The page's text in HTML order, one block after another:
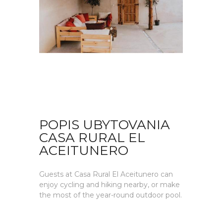
POPIS UBYTOVANIA
CASA RURAL EL
ACEITUNERO
Guests at Casa Rural El Aceitunero can
enjoy cycling and hiking nearby, or make
the most of the year-round outdoor pool.